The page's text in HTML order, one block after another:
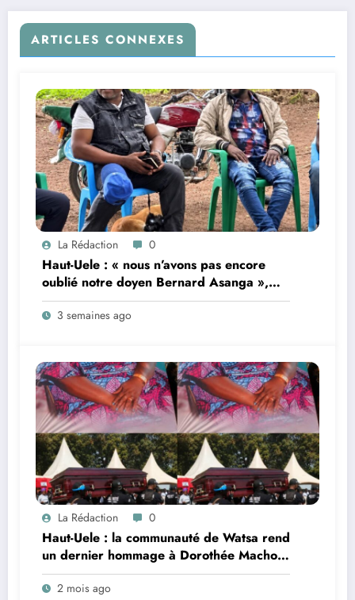
ARTICLES CONNEXES
La Rédaction 0
Haut-Uele : « nous n’avons pas encore
oublié notre doyen Bernard Asanga »,
Victoireinfo.net dévasté par le décès du
journaliste Xavier Tereka
3 semaines ago
La Rédaction 0
Haut-Uele : la communauté de Watsa rend
un dernier hommage à Dorothée Machozi
Tolanga, figure de générosité et de
solidarité
2 mois ago